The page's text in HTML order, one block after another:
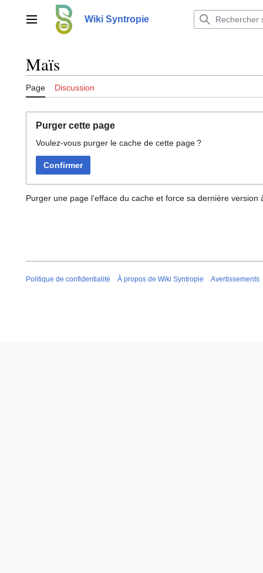
contenuMenu principalWiki Syntropie
Maïs
Page Discussion
Purger cette page
Voulez-vous purger le cache de cette page ?
Confirmer
Purger une page l’efface du cache et force sa dernière version
Politique de confidentialité À propos de Wiki Syntropie Avertissements